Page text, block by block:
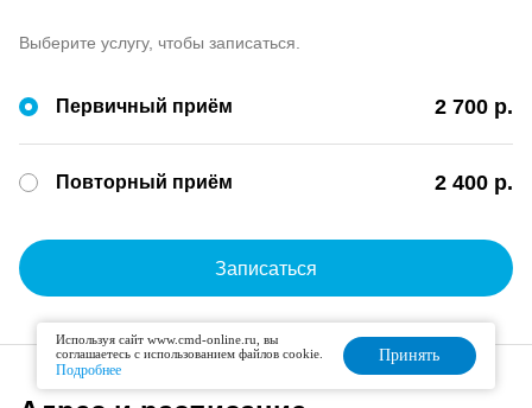
Выберите услугу, чтобы записаться.
Первичный приём 2 700 р.
Повторный приём 2 400 р.
Записаться
Используя сайт www.cmd-online.ru, вы
соглашаетесь с использованием файлов cookie.
Подробнее
Принять